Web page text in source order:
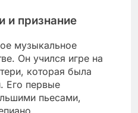
и признание
музыкальное
Он учился игре на
которая была
Его первые
пьесами,